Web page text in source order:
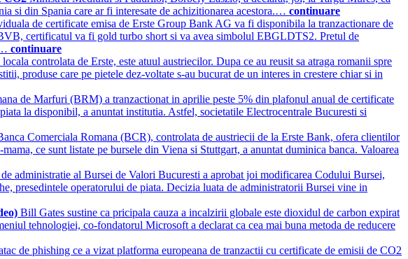
si din Spania care ar fi interesate de achizitionarea acestora.… continuare
de certificate emisa de Erste Group Bank AG va fi disponibila la tranzactionare de
certificatul va fi gold turbo short si va avea simbolul EBGLDTS2. Pretul de
continuare
controlata de Erste, este atuul austriecilor. Dupa ce au reusit sa atraga romanii spre
produse care pe pietele dez-voltate s-au bucurat de un interes in crestere chiar si in
de Marfuri (BRM) a tranzactionat in aprilie peste 5% din plafonul anual de certificate
la disponibil, a anuntat institutia. Astfel, societatile Electrocentrale Bucuresti si
Comerciala Romana (BCR), controlata de austriecii de la Erste Bank, ofera clientilor
ce sunt listate pe bursele din Viena si Stuttgart, a anuntat duminica banca. Valoarea
administratie al Bursei de Valori Bucuresti a aprobat joi modificarea Codului Bursei,
presedintele operatorului de piata. Decizia luata de administratorii Bursei vine in
Bill Gates sustine ca pricipala cauza a incalzirii globale este dioxidul de carbon expirat
tehnologiei, co-fondatorul Microsoft a declarat ca cea mai buna metoda de reducere
de phishing ce a vizat platforma europeana de tranzactii cu certificate de emisii de CO2